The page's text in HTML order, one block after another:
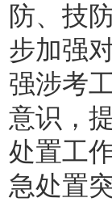
防、技
步加强
强涉考
意识，
处置工
急处置